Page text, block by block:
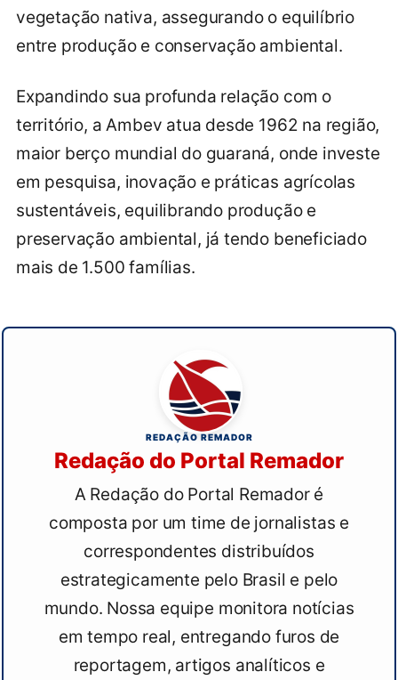
vegetação nativa, assegurando o equilíbrio
entre produção e conservação ambiental.
Expandindo sua profunda relação com o
território, a Ambev atua desde 1962 na região,
maior berço mundial do guaraná, onde investe
em pesquisa, inovação e práticas agrícolas
sustentáveis, equilibrando produção e
preservação ambiental, já tendo beneficiado
mais de 1.500 famílias.
REDAÇÃO REMADOR
Redação do Portal Remador
A Redação do Portal Remador é
composta por um time de jornalistas e
correspondentes distribuídos
estrategicamente pelo Brasil e pelo
mundo. Nossa equipe monitora notícias
em tempo real, entregando furos de
reportagem, artigos analíticos e